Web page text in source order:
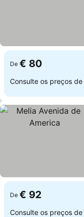
De € 80
Consulte os preços de
De € 92
Consulte os preços de